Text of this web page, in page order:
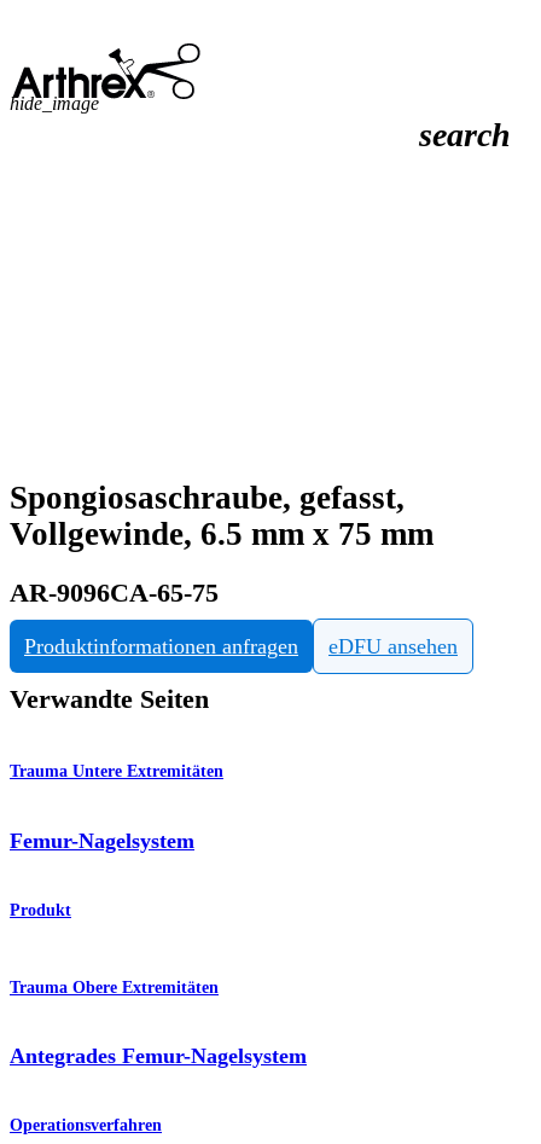
search
hide_image
Spongiosaschraube, gefasst,
Vollgewinde, 6.5 mm x 75 mm
AR-9096CA-65-75
Produktinformationen anfragen eDFU ansehen
Verwandte Seiten
Trauma Untere Extremitäten
Femur-Nagelsystem
Produkt
Trauma Obere Extremitäten
Antegrades Femur-Nagelsystem
Operationsverfahren